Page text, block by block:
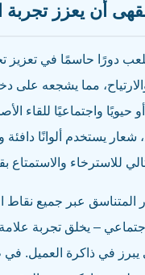
أن يعزز تجربة
دورًا حاسمًا في تعزيز
والارتياح، مما يشجعه
حيويًا واجتماعيًا للقاء
شعار يستخدم ألوانًا
للاسترخاء والاستمتاع
عبر جميع نقاط
– يخلق تجربة علامة
يبرز في ذاكرة العميل.